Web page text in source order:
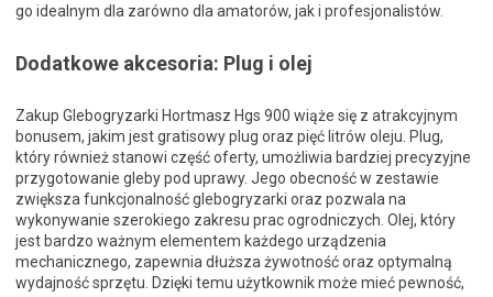
go idealnym dla zarówno dla amatorów, jak i profesjonalistów.
Dodatkowe akcesoria: Plug i olej
Zakup Glebogryzarki Hortmasz Hgs 900 wiąże się z atrakcyjnym
bonusem, jakim jest gratisowy plug oraz pięć litrów oleju. Plug,
który również stanowi część oferty, umożliwia bardziej precyzyjne
przygotowanie gleby pod uprawy. Jego obecność w zestawie
zwiększa funkcjonalność glebogryzarki oraz pozwala na
wykonywanie szerokiego zakresu prac ogrodniczych. Olej, który
jest bardzo ważnym elementem każdego urządzenia
mechanicznego, zapewnia dłuższa żywotność oraz optymalną
wydajność sprzętu. Dzięki temu użytkownik może mieć pewność,